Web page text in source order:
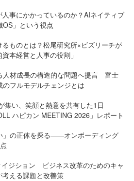
事にかかっているのか？AIネイティブ
」という視点
ものとは？松尾研究所×ビズリーチが
本経営と人事の役割」
人材成長の構造的な問題へ提言 富士
フルモデルチェンジとは
集い、笑顔と熱意を共有した1日
ハピカン MEETING 2026」レポート
」の正体を探る——オンボーディング
ジション ビジネス改革のためのキャ
考える課題と改善策